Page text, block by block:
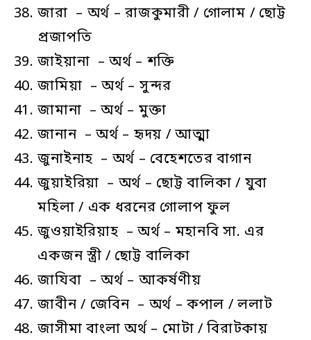
জারা – অর্থ – রাজকুমারী / গোলাম / ছোট্ট
প্রজাপতি
জাইয়ানা – অর্থ – শক্তি
জামিয়া – অর্থ – সুন্দর
জামানা – অর্থ – মুক্তা
জানান – অর্থ – হৃদয় / আত্মা
জুনাইনাহ – অর্থ – বেহেশতের বাগান
জুয়াইরিয়া – অর্থ – ছোট্ট বালিকা / যুবা
মহিলা / এক ধরনের গোলাপ ফুল
জুওয়াইরিয়াহ – অর্থ – মহানবি সা. এর
একজন স্ত্রী / ছোট্ট বালিকা
জাযিবা – অর্থ – আকর্ষণীয়
জাবীন / জেবিন – অর্থ – কপাল / ললাট
জাসীমা বাংলা অর্থ – মোটা / বিরাটকায়